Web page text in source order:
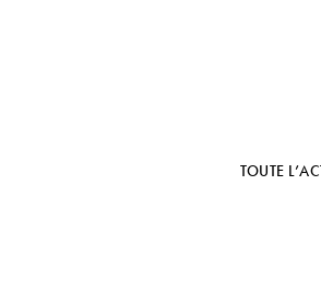
TOUTE